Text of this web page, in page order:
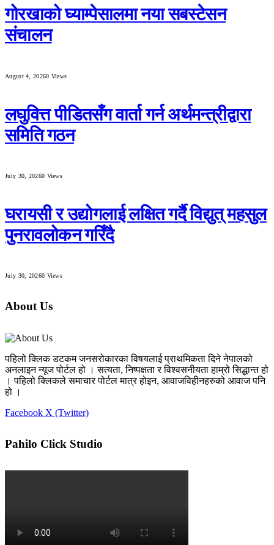
गोरखाको घ्याम्पेसालमा नया सबस्टेसन
संचालन
August 4, 20260 Views
लघुवित्त पीडितसँग वार्ता गर्न अर्थमन्त्रीद्वारा
समिति गठन
July 30, 20260 Views
घरायसी र उद्योगलाई लक्षित गर्दै विद्युत् महसुल
पुनरावलोकन गरिँदै
July 30, 20260 Views
About Us
पहिलो क्लिक डटकम जनसरोकारका विषयलाई प्राथमिकता दिने नेपालको
अनलाइन न्यूज पोर्टल हो । सत्यता, निष्पक्षता र विश्वसनीयता हाम्रो सिद्धान्त हो
। पहिलो क्लिकले समाचार पोर्टल मात्र होइन, आवाजविहीनहरुको आवाज पनि
हो ।
Facebook X (Twitter)
Pahilo Click Studio